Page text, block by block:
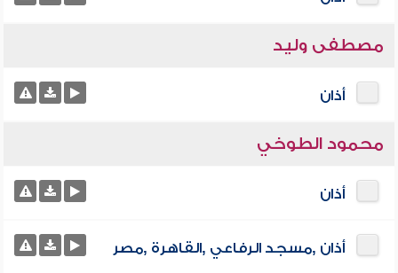
مصطفى وليد
أذان
محمود الطوخي
أذان
أذان ,مسجد الرفاعي ,القاهرة ,مصر